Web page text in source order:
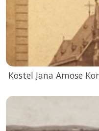
Kostel Jana Amose